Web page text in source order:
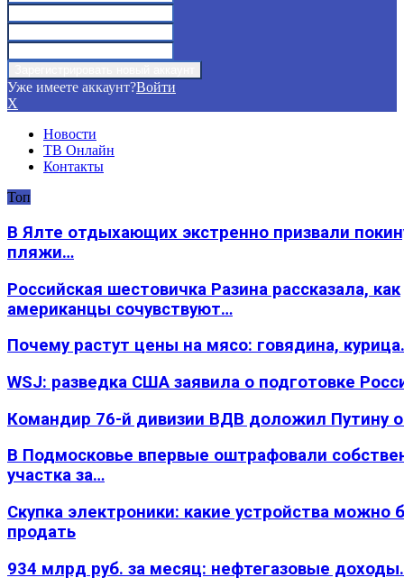
Уже имеете аккаунт?Войти
X
Новости
ТВ Онлайн
Контакты
Топ
В Ялте отдыхающих экстренно призвали
пляжи…
Российская шестовичка Разина рассказала, как
американцы сочувствуют…
Почему растут цены на мясо: говядина,
WSJ: разведка США заявила о подготовке
Командир 76-й дивизии ВДВ доложил Путину
В Подмосковье впервые оштрафовали
участка за…
Скупка электроники: какие устройства можно
продать
934 млрд руб. за месяц: нефтегазовые